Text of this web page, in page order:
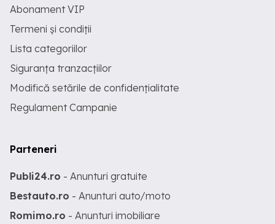
Abonament VIP
Termeni și condiții
Lista categoriilor
Siguranța tranzacțiilor
Modifică setările de confidențialitate
Regulament Campanie
Parteneri
Publi24.ro - Anunturi gratuite
Bestauto.ro - Anunturi auto/moto
Romimo.ro - Anunturi imobiliare